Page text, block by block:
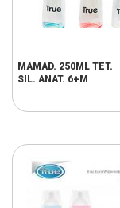
MAMAD. 250ML TET.
SIL. ANAT. 6+M